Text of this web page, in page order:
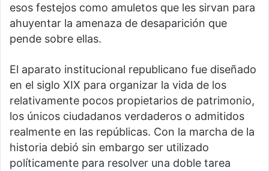
esos festejos como amuletos que les sirvan para
ahuyentar la amenaza de desaparición que
pende sobre ellas.
El aparato institucional republicano fue diseñado
en el siglo XIX para organizar la vida de los
relativamente pocos propietarios de patrimonio,
los únicos ciudadanos verdaderos o admitidos
realmente en las repúblicas. Con la marcha de la
historia debió sin embargo ser utilizado
políticamente para resolver una doble tarea